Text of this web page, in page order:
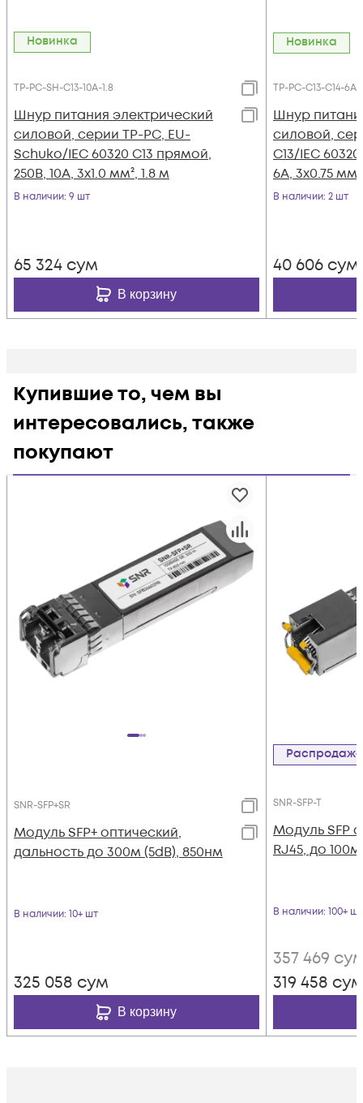
Новинка
TP-PC-SH-С13-10A-1.8
Шнур питания электрический
силовой, серии TP-PC, EU-
Schuko/IEC 60320 С13 прямой,
250B, 10A, 3х1.0 мм², 1.8 м
В наличии: 9 шт
65 324 сум
В корзину
Новинка
TP-PC-С13-С14-6A-
Шнур
силовой,
С13/IEC
6A, 3х0.75
В наличии: 2 шт
40 606 сум
Купившие то, чем вы
интересовались, также
покупают
SNR-SFP+SR
Модуль SFP+ оптический,
дальность до 300м (5dB), 850нм
В наличии: 10+ шт
325 058 сум
В корзину
Распродажа
SNR-SFP-T
Модуль SFP
RJ45, до 100м
В наличии: 100+ шт
357 469
319 458 сум